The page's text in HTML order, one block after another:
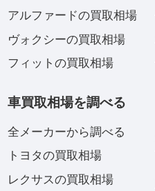
アルファードの買取相場
ヴォクシーの買取相場
フィットの買取相場
車買取相場を調べる
全メーカーから調べる
トヨタの買取相場
レクサスの買取相場